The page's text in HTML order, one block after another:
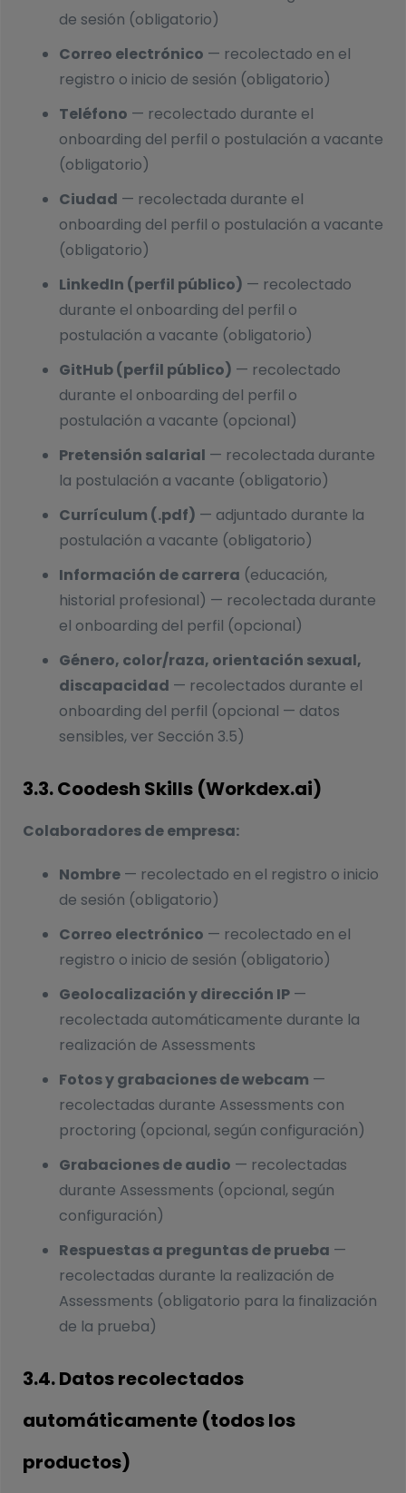
de sesión (obligatorio)
Correo electrónico — recolectado en el
registro o inicio de sesión (obligatorio)
Teléfono — recolectado durante el
onboarding del perfil o postulación a vacante
(obligatorio)
Ciudad — recolectada durante el
onboarding del perfil o postulación a vacante
(obligatorio)
LinkedIn (perfil público) — recolectado
durante el onboarding del perfil o
postulación a vacante (obligatorio)
GitHub (perfil público) — recolectado
durante el onboarding del perfil o
postulación a vacante (opcional)
Pretensión salarial — recolectada durante
la postulación a vacante (obligatorio)
Currículum (.pdf) — adjuntado durante la
postulación a vacante (obligatorio)
Información de carrera (educación,
historial profesional) — recolectada durante
el onboarding del perfil (opcional)
Género, color/raza, orientación sexual,
discapacidad — recolectados durante el
onboarding del perfil (opcional — datos
sensibles, ver Sección 3.5)
3.3. Coodesh Skills (Workdex.ai)
Colaboradores de empresa:
Nombre — recolectado en el registro o inicio
de sesión (obligatorio)
Correo electrónico — recolectado en el
registro o inicio de sesión (obligatorio)
Geolocalización y dirección IP —
recolectada automáticamente durante la
realización de Assessments
Fotos y grabaciones de webcam —
recolectadas durante Assessments con
proctoring (opcional, según configuración)
Grabaciones de audio — recolectadas
durante Assessments (opcional, según
configuración)
Respuestas a preguntas de prueba —
recolectadas durante la realización de
Assessments (obligatorio para la finalización
de la prueba)
3.4. Datos recolectados
automáticamente (todos los
productos)